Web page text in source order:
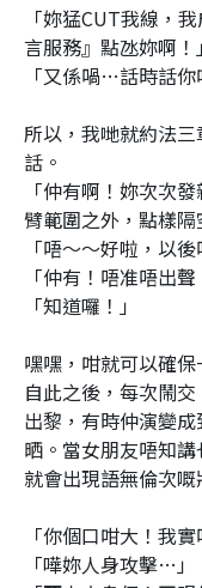
「妳猛CUT我線，
言服務』點氹妳啊！」
「又係喎…話時話
所以，我哋就約法
話。
「仲有啊！妳次次
臂範圍之外，點樣隔
「唔～～好啦，以後
「仲有！唔准唔出
「知道囉！」
嘿嘿，咁就可以確
自此之後，每次鬧
出黎，有時仲演變
晒。當女朋友唔知
就會出現語無倫次
「你個口咁大！我
「嘩妳人身攻擊…」